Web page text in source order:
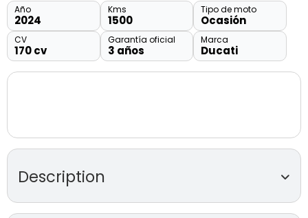
Año
2024
Kms
1500
Tipo de moto
Ocasión
CV
170 cv
Garantía oficial
3 años
Marca
Ducati
Description